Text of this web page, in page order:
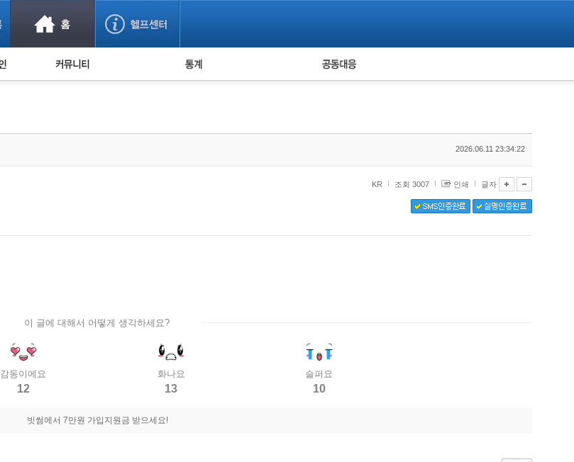
사기 예방했어요! 누적 피해사례 통계 피해자 공동대응
2026.06.11 23:34:22
KR 조회 3007 인쇄 글자
이 글에 대해서 어떻게 생각하세요?
감동이에요
12
화나요
13
슬퍼요
10
빗썸에서 7만원 가입지원금 받으세요!